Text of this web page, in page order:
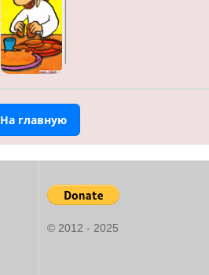
На главную
© 2012 - 2025